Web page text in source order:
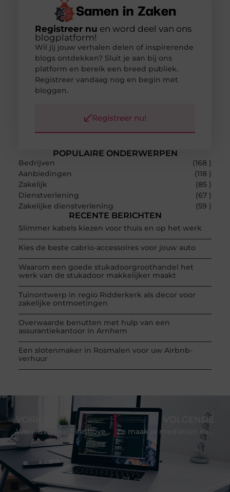
POPULAIRE ONDERWERPEN
Bedrijven
(168 )
Aanbiedingen
(118 )
Zakelijk
(85 )
Dienstverlening
(67 )
Zakelijke dienstverlening
(59 )
RECENTE BERICHTEN
Slimmer kabels kiezen voor thuis en op het werk
Kies de beste cabrio-accessoires voor jouw auto
Waarom een goede stukadoorgroothandel het
werk van de stukadoor makkelijker maakt
Tuinontwerp in regio Ridderkerk als decor voor
zakelijke ontmoetingen
Overwaarde benutten met hulp van een
assurantiekantoor in Arnhem
Een slotenmaker in Rosmalen voor uw Airbnb-
verhuur
Registreer nu en word deel van ons
blogplatform!
Wil jij jouw verhalen delen of inspirerende
blogs ontdekken? Sluit je aan bij ons
platform en bereik een breed publiek.
Registreer vandaag nog en begin met
bloggen.
Registreer nu!
Wereldwinkel Eindhoven: Uw gids voor bewust winkelen
VOLGENDE
Zo maak je mediation succesvol: Praktische tips voor een effectieve oplossing